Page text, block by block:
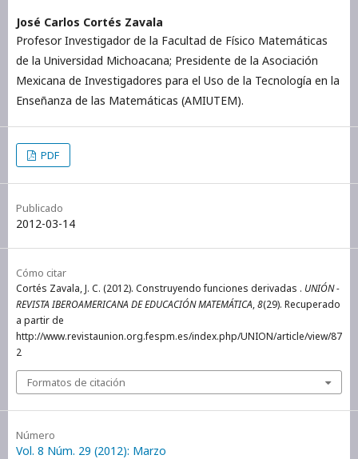
José Carlos Cortés Zavala
Profesor Investigador de la Facultad de Físico Matemáticas
de la Universidad Michoacana; Presidente de la Asociación
Mexicana de Investigadores para el Uso de la Tecnología en la
Enseñanza de las Matemáticas (AMIUTEM).
PDF
Publicado
2012-03-14
Cómo citar
Cortés Zavala, J. C. (2012). Construyendo funciones derivadas . UNIÓN -
REVISTA IBEROAMERICANA DE EDUCACIÓN MATEMÁTICA,8(29). Recuperado
a partir de
http://www.revistaunion.org.fespm.es/index.php/UNION/article/view/87
2
Formatos de citación
Número
Vol. 8 Núm. 29 (2012): Marzo